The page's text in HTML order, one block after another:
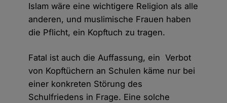
Islam wäre eine wichtigere Religion als alle
anderen, und muslimische Frauen haben
die Pflicht, ein Kopftuch zu tragen.
Fatal ist auch die Auffassung, ein Verbot
von Kopftüchern an Schulen käme nur bei
einer konkreten Störung des
Schulfriedens in Frage. Eine solche